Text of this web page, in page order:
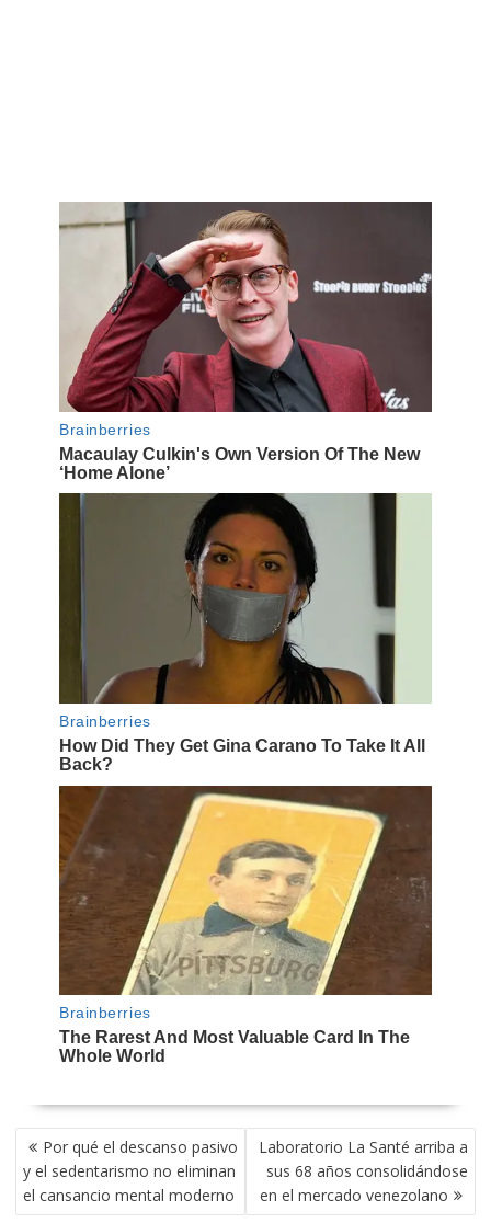
NAVEGACIÓN
DE
ENTRADAS
Por qué el descanso pasivo
y el sedentarismo no eliminan
el cansancio mental moderno
Laboratorio La Santé arriba a
sus 68 años consolidándose
en el mercado venezolano